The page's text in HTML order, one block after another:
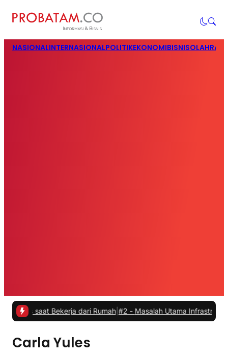
NASIONALINTERNASIONALPOLITIKEKONOMIBISNIS
saat Bekerja dari Rumah |#2 -Masalah Utama Infrastruktur
Carla Yules